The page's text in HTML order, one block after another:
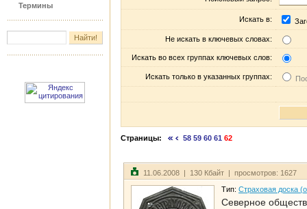
Термины
Искать в:
Не искать в ключевых словах:
Искать во всех группах ключевых слов:
Искать только в указанных группах:
Страницы: 58 59 60 61 62
11.06.2008 | 130 Кбайт | просмотров: 1627
Тип: Страховая доска
Северное